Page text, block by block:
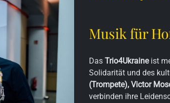
Musik für
Das Trio4Ukraineist
Solidarität und des
(Trompete), Victor
verbinden ihre